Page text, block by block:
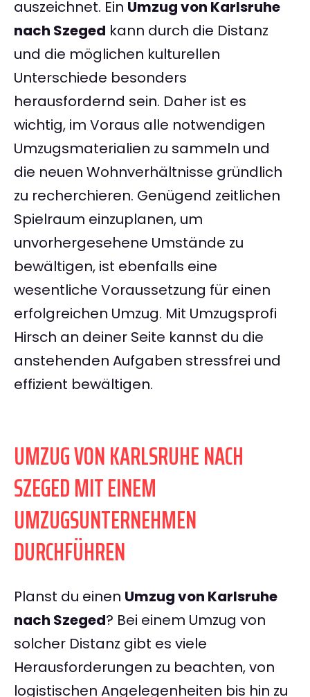
auszeichnet. Ein Umzug von Karlsruhe
nach Szeged kann durch die Distanz
und die möglichen kulturellen
Unterschiede besonders
herausfordernd sein. Daher ist es
wichtig, im Voraus alle notwendigen
Umzugsmaterialien zu sammeln und
die neuen Wohnverhältnisse gründlich
zu recherchieren. Genügend zeitlichen
Spielraum einzuplanen, um
unvorhergesehene Umstände zu
bewältigen, ist ebenfalls eine
wesentliche Voraussetzung für einen
erfolgreichen Umzug. Mit Umzugsprofi
Hirsch an deiner Seite kannst du die
anstehenden Aufgaben stressfrei und
effizient bewältigen.
UMZUG VON KARLSRUHE NACH
SZEGED MIT EINEM
UMZUGSUNTERNEHMEN
DURCHFÜHREN
Planst du einen Umzug von Karlsruhe
nach Szeged? Bei einem Umzug von
solcher Distanz gibt es viele
Herausforderungen zu beachten, von
logistischen Angelegenheiten bis hin zu